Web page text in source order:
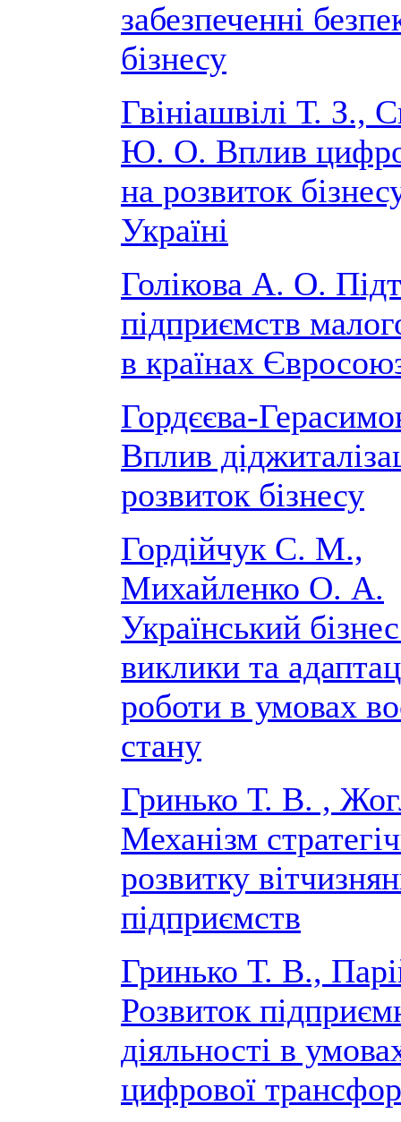
забезпеченні
бізнесу
Гвініашвілі Т. З.,
Ю. О. Вплив
на розвиток
Україні
Голікова А. О.
підприємств
в країнах
Гордєєва-
Вплив
розвиток бізнесу
Гордійчук С. М.,
Михайленко О. А.
Український
виклики та
роботи в умовах
стану
Гринько Т. В. ,
Механізм
розвитку
підприємств
Гринько Т. В.,
Розвиток
діяльності в
цифрової